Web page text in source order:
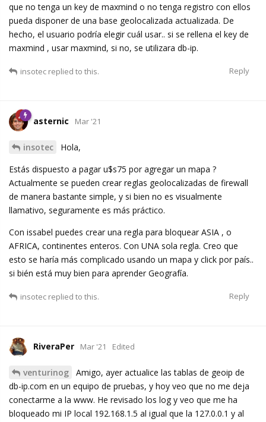
que no tenga un key de maxmind o no tenga registro con ellos
pueda disponer de una base geolocalizada actualizada. De
hecho, el usuario podría elegir cuál usar.. si se rellena el key de
maxmind , usar maxmind, si no, se utilizara db-ip.
Reply
insotec replied to this.
asternic Mar '21
insotec
Hola,
Estás dispuesto a pagar u$s75 por agregar un mapa ?
Actualmente se pueden crear reglas geolocalizadas de firewall
de manera bastante simple, y si bien no es visualmente
llamativo, seguramente es más práctico.
Con issabel puedes crear una regla para bloquear ASIA , o
AFRICA, continentes enteros. Con UNA sola regla. Creo que
esto se haría más complicado usando un mapa y click por país..
si bién está muy bien para aprender Geografía.
Reply
insotec replied to this.
RiveraPer Mar '21 Edited
venturinog
Amigo, ayer actualice las tablas de geoip de
db-ip.com en un equipo de pruebas, y hoy veo que no me deja
conectarme a la www. He revisado los log y veo que me ha
bloqueado mi IP local 192.168.1.5 al igual que la 127.0.0.1 y al